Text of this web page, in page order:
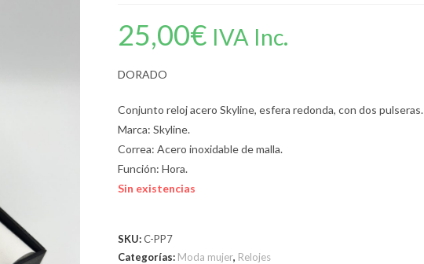
25,00€ IVA Inc.
DORADO
Conjunto reloj acero Skyline, esfera redonda, con dos pulseras.
Marca: Skyline.
Correa: Acero inoxidable de malla.
Función: Hora.
Sin existencias
SKU:C-PP7
Categorías: Moda mujer, Relojes